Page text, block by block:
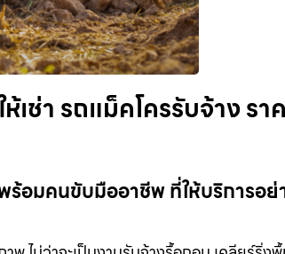
ช่า รถแม็คโครรับจ้าง รา
ร้อมคนขับมืออาชีพ ที่ให้บริการอย่